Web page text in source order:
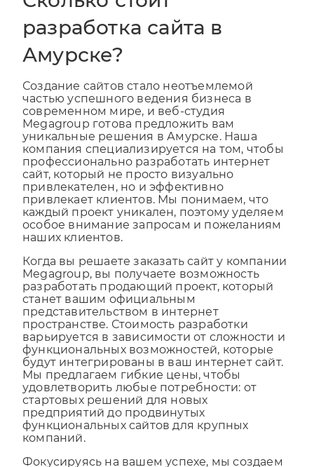
Сколько стоит
разработка сайта в
Амурске?
Создание сайтов стало неотъемлемой
частью успешного ведения бизнеса в
современном мире, и веб-студия
Megagroup готова предложить вам
уникальные решения в Амурске. Наша
компания специализируется на том, чтобы
профессионально разработать интернет
сайт, который не просто визуально
привлекателен, но и эффективно
привлекает клиентов. Мы понимаем, что
каждый проект уникален, поэтому уделяем
особое внимание запросам и пожеланиям
Когда вы решаете заказать сайт у компании
Megagroup, вы получаете возможность
разработать продающий проект, который
станет вашим официальным
представительством в интернет
пространстве. Стоимость разработки
варьируется в зависимости от сложности и
функциональных возможностей, которые
будут интегрированы в ваш интернет сайт.
Мы предлагаем гибкие цены, чтобы
удовлетворить любые потребности: от
стартовых решений для новых
предприятий до продвинутых
функциональных сайтов для крупных